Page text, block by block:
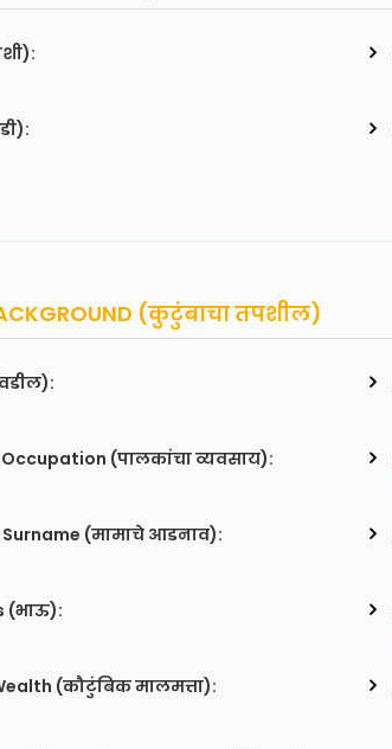
(कुटुंबाचा तपशील)
(पालकांचा व्यवसाय):
(मामाचे आडनाव):
(भाऊ):
(कौटुंबिक मालमत्ता):